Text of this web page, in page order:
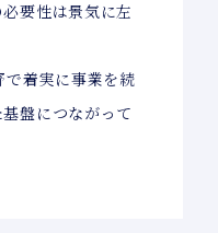
要性は景気に左
着実に事業を続
盤につながって